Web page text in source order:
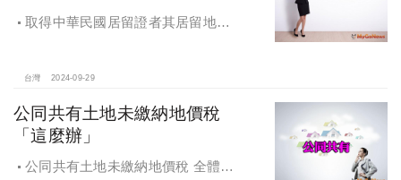
取得中華民國居留證者其居留地址
台灣 2024-09-29
公同共有土地未繳納地價稅
「這麼辦」
公同共有土地未繳納地價稅 全體公